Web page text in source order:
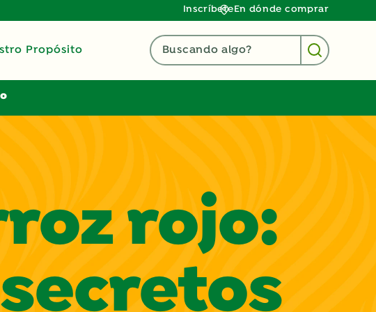
InscríbeteEn dónde comprar
Propósito Buscando algo?
rojo: